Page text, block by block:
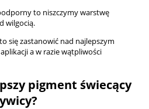
to niszczymy warstwę
wilgocią.
się zastanowić nad najlepszym
a w razie wątpliwości
pigment świecący